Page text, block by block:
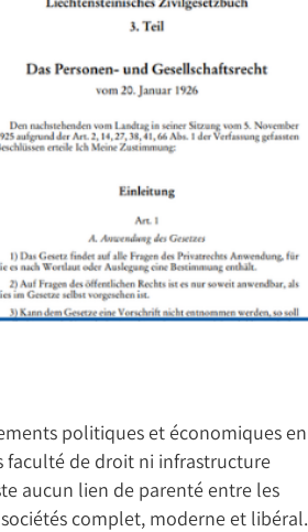
politiques et économiques en
faculté de droit ni infrastructure
aucun lien de parenté entre les
complet, moderne et libéral.